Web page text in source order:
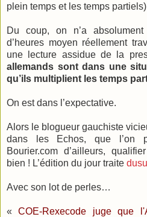
plein temps et les temps
Du coup, on n’a
d’heures moyen réellement
une lecture assidue de la
allemands sont dans une
qu’ils multiplient les temps
On est dans l’expectative.
Alors le blogueur gauchiste
dans les Echos, que l’on
Bourier.com d’ailleurs, qualifier
bien ! L’édition du jour traite
Avec son lot de perles…
«COE-Rexecode juge que